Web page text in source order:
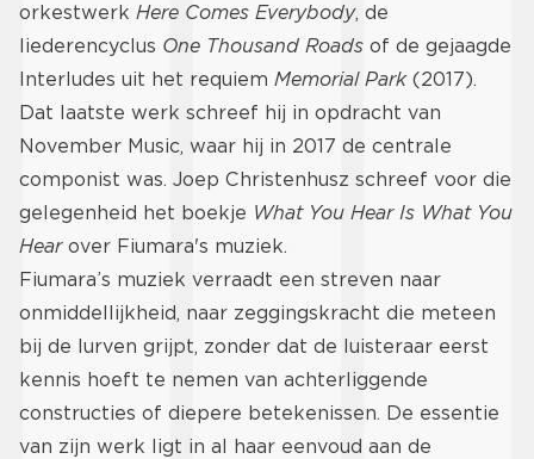
orkestwerk Here Comes Everybody, de
liederencyclus One Thousand Roads of de gejaagde
Interludes uit het requiem Memorial Park (2017).
Dat laatste werk schreef hij in opdracht van
November Music, waar hij in 2017 de centrale
componist was. Joep Christenhusz schreef voor die
gelegenheid het boekje What You Hear Is What You
Hearover Fiumara's muziek.
Fiumara’s muziek verraadt een streven naar
onmiddellijkheid, naar zeggingskracht die meteen
bij de lurven grijpt, zonder dat de luisteraar eerst
kennis hoeft te nemen van achterliggende
constructies of diepere betekenissen. De essentie
van zijn werk ligt in al haar eenvoud aan de